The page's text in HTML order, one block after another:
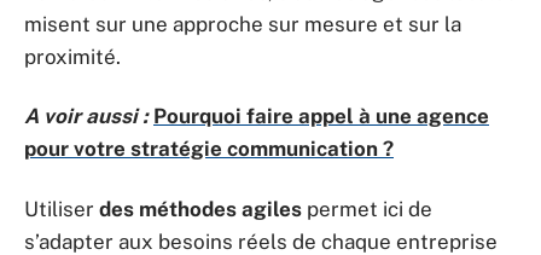
misent sur une approche sur mesure et sur la
proximité.
A voir aussi : Pourquoi faire appel à une agence
pour votre stratégie communication ?
Utiliser des méthodes agiles permet ici de
s’adapter aux besoins réels de chaque entreprise